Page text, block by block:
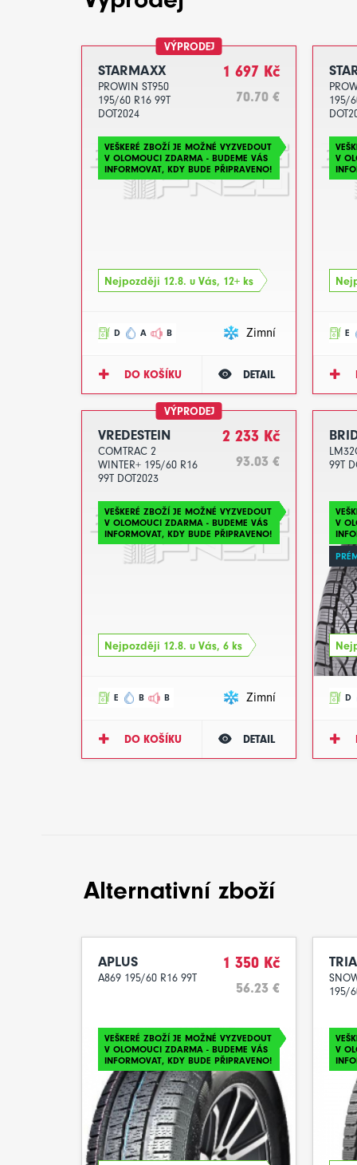
VÝPRODEJ
STARMAXX
PROWIN ST950
195/60 R16 99T
DOT2024
1 697 Kč
70.70 €
VEŠKERÉ ZBOŽÍ JE MOŽNÉ VYZVEDOUT
V OLOMOUCI ZDARMA - BUDEME VÁS
INFORMOVAT, KDY BUDE PŘIPRAVENO!
Nejpozději 12.8. u Vás, 12+ ks
D A B Zimní
DO KOŠÍKU DETAIL
195/
V
E
VÝPRODEJ
VREDESTEIN
COMTRAC 2
WINTER+ 195/60 R16
99T DOT2023
2 233 Kč
93.03 €
VEŠKERÉ ZBOŽÍ JE MOŽNÉ VYZVEDOUT
V OLOMOUCI ZDARMA - BUDEME VÁS
INFORMOVAT, KDY BUDE PŘIPRAVENO!
Nejpozději 12.8. u Vás, 6 ks
E B B Zimní
DO KOŠÍKU DETAIL
99T
V
D
Alternativní zboží
APLUS
A869 195/60 R16 99T
1 350 Kč
56.23 €
VEŠKERÉ ZBOŽÍ JE MOŽNÉ VYZVEDOUT
V OLOMOUCI ZDARMA - BUDEME VÁS
INFORMOVAT, KDY BUDE PŘIPRAVENO!
195/
V